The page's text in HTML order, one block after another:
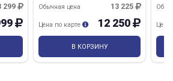
299
13 225
Обычная цена
12 250
Цена по карте
В КОРЗИНУ
Цена